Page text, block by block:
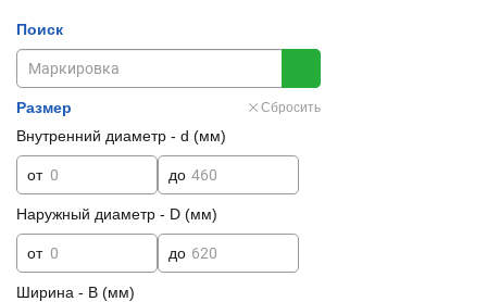
Поиск
Размер Сбросить
Внутренний диаметр - d (мм)
от до
Наружный диаметр - D (мм)
от до
Ширина - B (мм)